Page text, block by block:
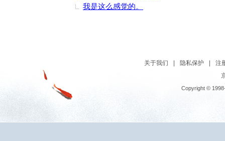
我是这么感觉的。
关于我们 隐私保护
注
Copyright ©